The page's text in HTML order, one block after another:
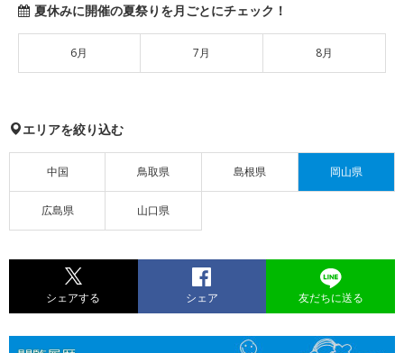
夏休みに開催の夏祭りを月ごとにチェック！
6月 7月 8月
エリアを絞り込む
中国 鳥取県 島根県 岡山県
広島県 山口県
シェアする シェア 友だちに送る